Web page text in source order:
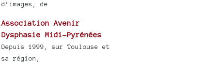
d’images, de
Association Avenir
Dysphasie Midi-Pyrénées
Depuis 1999, sur Toulouse et
sa région,